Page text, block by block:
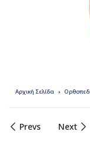
Αρχική Σελίδα
Prevs Next